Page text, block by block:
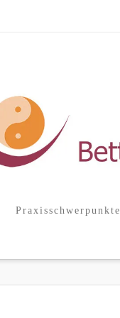
Praxisschwerpunkte